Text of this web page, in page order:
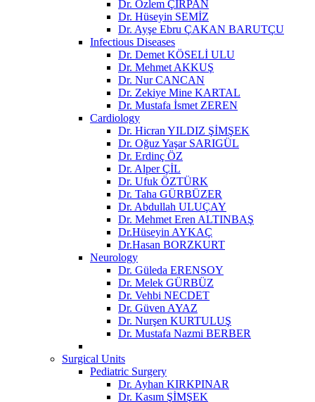
Dr. Özlem ÇIRPAN
Dr. Hüseyin SEMİZ
Dr. Ayşe Ebru ÇAKAN BARUTÇU
Infectious Diseases
Dr. Demet KÖSELİ ULU
Dr. Mehmet AKKUŞ
Dr. Nur CANCAN
Dr. Zekiye Mine KARTAL
Dr. Mustafa İsmet ZEREN
Cardiology
Dr. Hicran YILDIZ ŞİMŞEK
Dr. Oğuz Yaşar SARIGÜL
Dr. Erdinç ÖZ
Dr. Alper ÇİL
Dr. Ufuk ÖZTÜRK
Dr. Taha GÜRBÜZER
Dr. Abdullah ULUÇAY
Dr. Mehmet Eren ALTINBAŞ
Dr.Hüseyin AYKAÇ
Dr.Hasan BORZKURT
Neurology
Dr. Güleda ERENSOY
Dr. Melek GÜRBÜZ
Dr. Vehbi NECDET
Dr. Güven AYAZ
Dr. Nurşen KURTULUŞ
Dr. Mustafa Nazmi BERBER
Surgical Units
Pediatric Surgery
Dr. Ayhan KIRKPINAR
Dr. Kasım ŞİMŞEK